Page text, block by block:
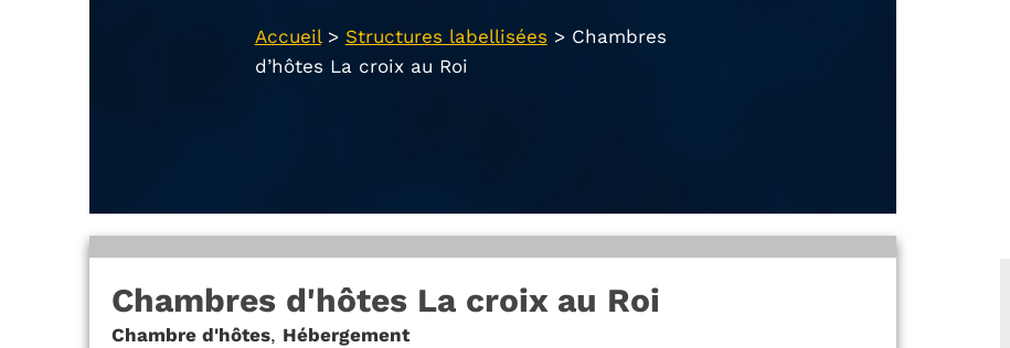
Accueil> Structures labellisées > Chambres
d’hôtes La croix au Roi
Chambres d'hôtes La croix au Roi
Chambre d'hôtes, Hébergement